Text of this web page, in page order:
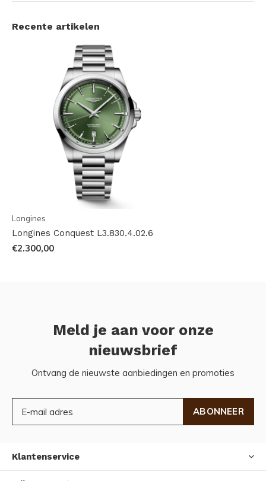
Recente artikelen
Longines
Longines Conquest L3.830.4.02.6
€2.300,00
Meld je aan voor onze
nieuwsbrief
Ontvang de nieuwste aanbiedingen en promoties
ABONNEER
Klantenservice